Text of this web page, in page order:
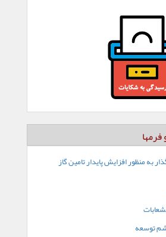
به منظور افزایش پایدار تامین گاز
توسعه